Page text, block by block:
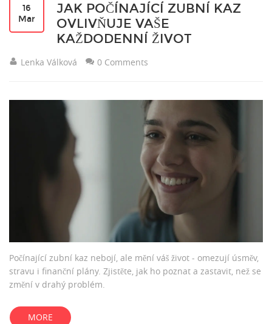
16
Mar
JAK POČÍNAJÍCÍ ZUBNÍ KAZ
OVLIVŇUJE VAŠE
KAŽDODENNÍ ŽIVOT
Lenka Válková 0 Comments
Počínající zubní kaz nebojí, ale mění váš život - omezují úsměv,
stravu i finanční plány. Zjistěte, jak ho poznat a zastavit, než se
změní v drahý problém.
MORE